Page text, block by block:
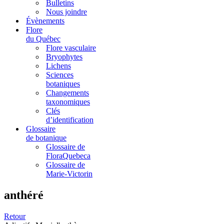
Bulletins
Nous joindre
Évènements
Flore
du Québec
Flore vasculaire
Bryophytes
Lichens
Sciences
botaniques
Changements
taxonomiques
Clés
d’identification
Glossaire
de botanique
Glossaire de
FloraQuebeca
Glossaire de
Marie-Victorin
anthéré
Retour